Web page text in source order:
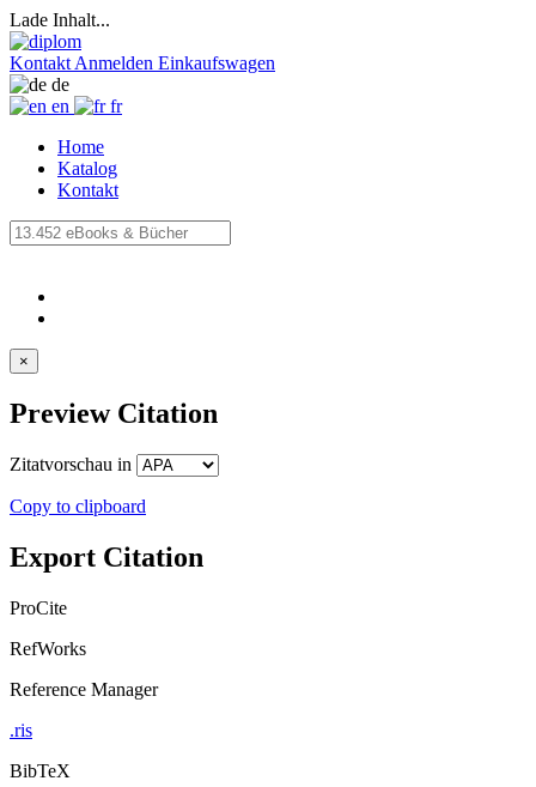
Lade Inhalt...
Kontakt Anmelden Einkaufswagen
de
en
fr
Home
Katalog
Kontakt
Export Citation